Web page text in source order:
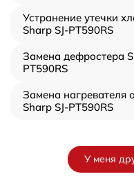
Устранение утечки
Sharp SJ-PT590RS
Замена дефростера
PT590RS
Замена нагревателя
Sharp SJ-PT590RS
У меня